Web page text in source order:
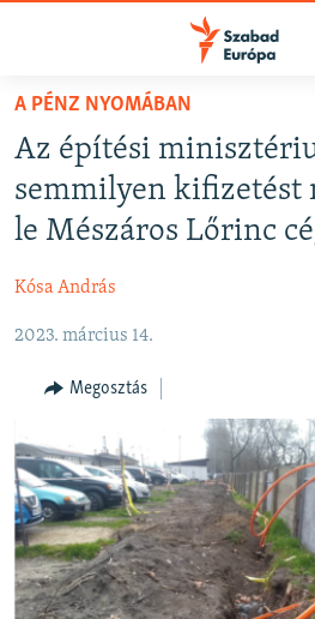
Akadálymentes
Ugrás
fő
oldalra
Ugrás
tartalomjegyzékre
AKTUÁLIS
PODCASTOK
ELEMZŐ
NER15
SZABADON
TÁRSADALOM
DEMOKRÁCIA
A PÉNZ NYOMÁBAN
EURÓPAI UNIÓ
VILÁG
A PÉNZ NYOMÁBAN
Az építési
semmilyen kifizetést
le Mészáros Lőrinc
Kósa András
2023. március 14.
Megosztás
FELIRATKOZÁS